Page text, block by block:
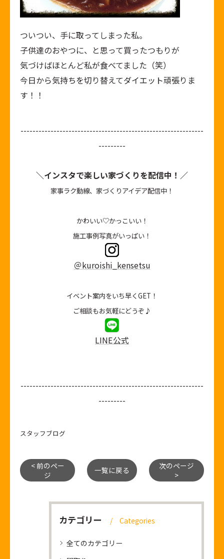
ついつい、手に取ってしまった私。
子供達のおやつに、と思って買ったつもりが
気づけばほとんど私が食べてました（笑）
今日から気持ちを切り替えてダイエット頑張りま
す！！
-------------------------------------------------------------
---------
＼インスタで楽しい家づくりを配信中！／
家事ラク動線、家づくりアイデア配信中！
かわいい♡かっこいい！
施工事例写真がいっぱい！
＠kuroishi_kensetsu
イベント案内をいち早くGET！
ご相談もお気軽にどうぞ♪
LINE公式
-------------------------------------------------------------
---------
スタッフブログ
< 前のペー
ジ
一覧に戻る
次のページ
>
カテゴリー Categories
全てのカテゴリー